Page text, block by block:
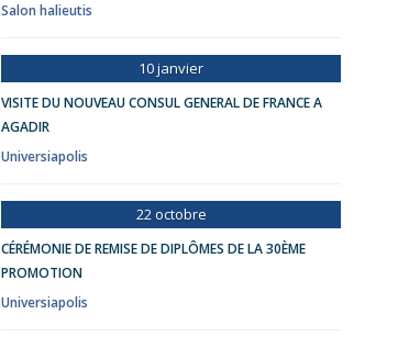
Salon halieutis
10 janvier
VISITE DU NOUVEAU CONSUL GENERAL DE FRANCE A
AGADIR
Universiapolis
22 octobre
CÉRÉMONIE DE REMISE DE DIPLÔMES DE LA 30ÈME
PROMOTION
Universiapolis